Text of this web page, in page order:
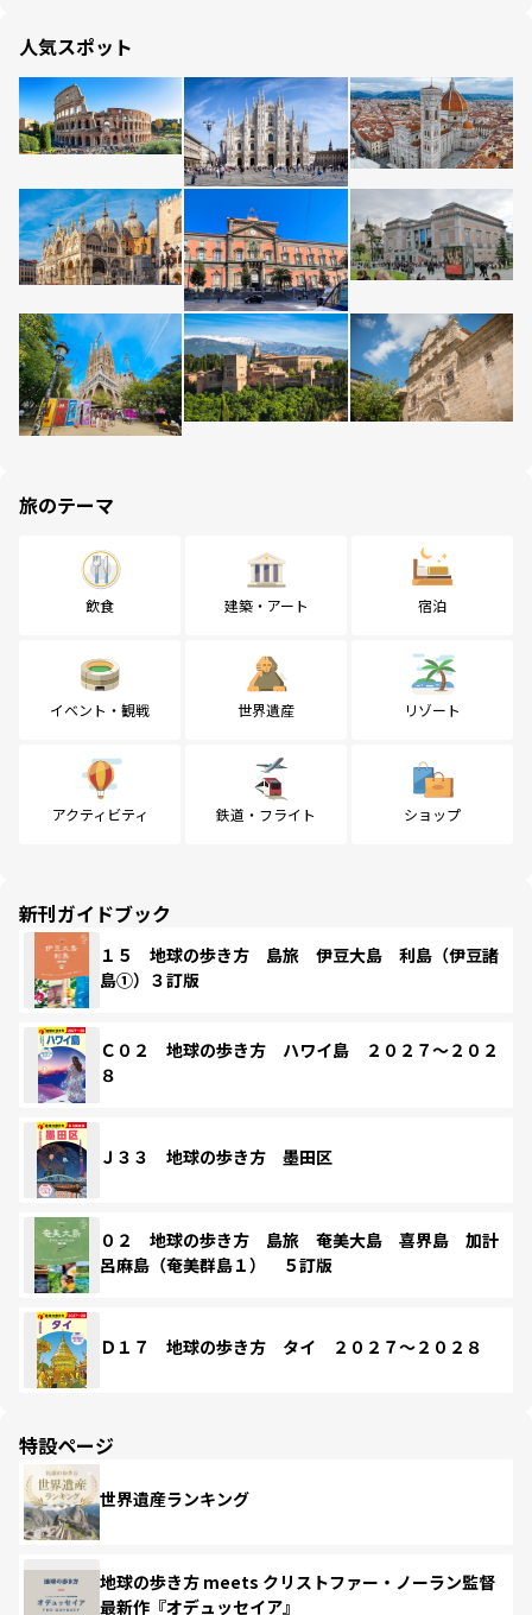
人気スポット
旅のテーマ
飲食 建築・アート 宿泊
イベント・観戦 世界遺産 リゾート
アクティビティ 鉄道・フライト ショップ
新刊ガイドブック
１５ 地球の歩き方 島旅 伊豆大島 利島（伊豆諸
島①）３訂版
Ｃ０２ 地球の歩き方 ハワイ島 ２０２７～２０２
８
Ｊ３３ 地球の歩き方 墨田区
０２ 地球の歩き方 島旅 奄美大島 喜界島 加計
呂麻島（奄美群島１） ５訂版
Ｄ１７ 地球の歩き方 タイ ２０２７～２０２８
特設ページ
世界遺産ランキング
地球の歩き方 meets クリストファー・ノーラン監督
最新作『オデュッセイア』